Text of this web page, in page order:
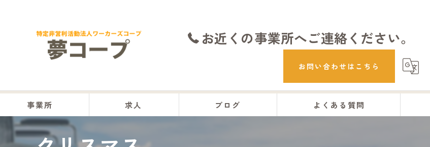
お近くの事業所へご連絡ください。
お問い合わせはこちら
事業所
本部
求人 ブログ よくある質問